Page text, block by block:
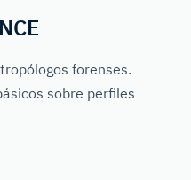
forenses.
sobre perfiles